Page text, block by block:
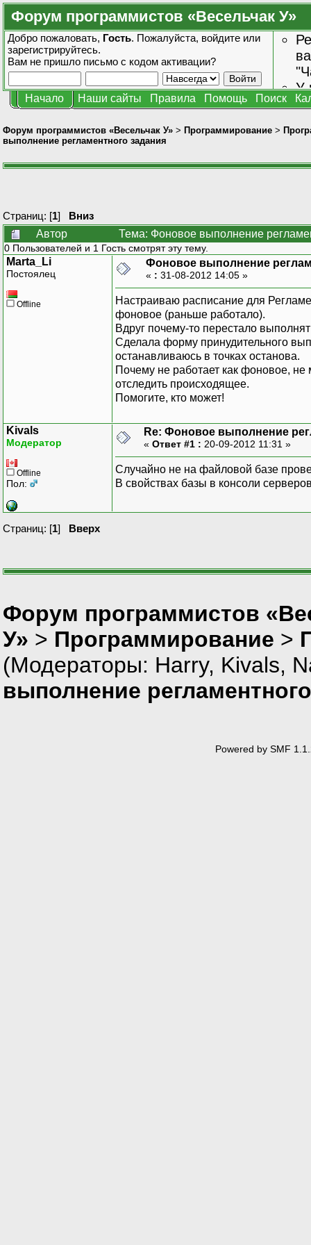
Форум программистов «Весельчак У»
Добро пожаловать, Гость. Пожалуйста, войдите или
зарегистрируйтесь.
Вам не пришло письмо с кодом активации?
У
Начало Наши сайты Правила Помощь Поиск
Форум программистов «Весельчак У» > Программирование >
выполнение регламентного задания
Страниц: [1] Вниз
Автор
Тема: Фоновое выполнение
0 Пользователей и 1 Гость смотрят эту тему.
Marta_Li
Постоялец
Offline
Фоновое выполнение
« : 31-08-2012 14:05 »
Настраиваю расписание для
фоновое (раньше работало).
Вдруг почему-то перестало
Сделала форму принудительного
останавливаюсь в точках останова.
Почему не работает как фоновое, не
отследить происходящее.
Помогите, кто может!
Kivals
Модератор
Offline
Пол:
Re: Фоновое выполнение
« Ответ #1 : 20-09-2012 11:31 »
Случайно не на файловой базе
В свойствах базы в консоли
Страниц: [1] Вверх
Форум программистов
У» > Программирование >
(Модераторы: Harry, Kivals,
выполнение
Powered by SMF